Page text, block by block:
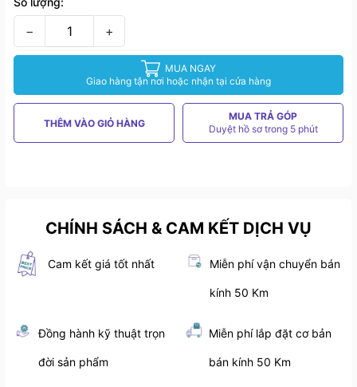
− +
MUA NGAY
Giao hàng tận nơi hoặc nhận tại cửa hàng
THÊM VÀO GIỎ HÀNG
MUA TRẢ GÓP
Duyệt hồ sơ trong 5 phút
CHÍNH SÁCH & CAM KẾT DỊCH VỤ
Cam kết giá tốt nhất Miễn phí vận chuyển bán
kính 50 Km
Đồng hành kỹ thuật trọn
đời sản phẩm
Miễn phí lắp đặt cơ bản
bán kính 50 Km